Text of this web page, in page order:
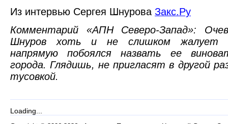
Из интервью Сергея Шнурова Закс.Ру
Комментарий «АПН Северо-Запад»:
Шнуров хоть и не слишком жалует
напрямую побоялся назвать ее
города. Глядишь, не пригласят в другой
тусовкой.
Loading...